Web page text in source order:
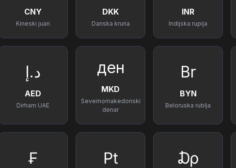
CNY
Kineski juan
DKK
Danska kruna
INR
Indijska rupija
د.إ
AED
Dirham UAE
ден
MKD
Severnomakedonski
denar
Br
BYN
Beloruska rublja
₣ ₧ ₯